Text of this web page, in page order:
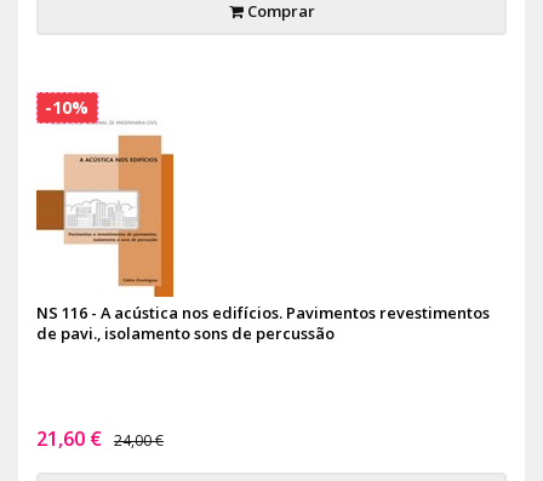
Comprar
NS 116 - A acústica nos edifícios. Pavimentos revestimentos
de pavi., isolamento sons de percussão
21,60 € 24,00 €
-10%